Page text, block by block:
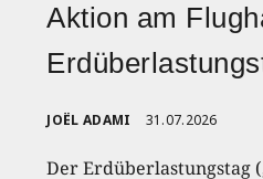
Aktion am
JOËL ADAMI 31.07.2026
Der Erdüberlastungstag